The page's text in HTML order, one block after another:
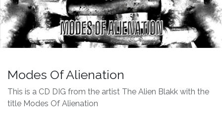
Modes Of Alienation
This is a CD DIG from the artist The Alien Blakk with the
title Modes Of Alienation